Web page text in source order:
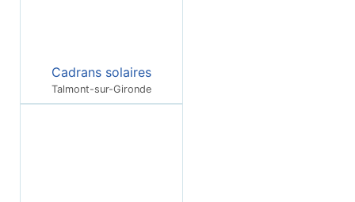
Cadrans solaires
Talmont-sur-Gironde